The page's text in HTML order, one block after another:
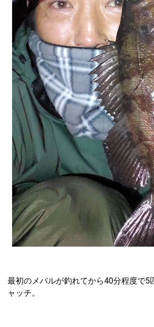
最初のメバルが釣れてから40分程度で5
ャッチ。